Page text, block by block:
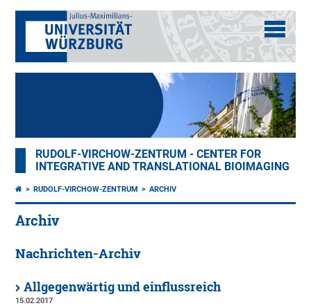
RUDOLF-VIRCHOW-ZENTRUM - CENTER FOR
INTEGRATIVE AND TRANSLATIONAL BIOIMAGING
RUDOLF-VIRCHOW-ZENTRUM ARCHIV
Archiv
Nachrichten-Archiv
Allgegenwärtig und einflussreich
15.02.2017